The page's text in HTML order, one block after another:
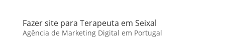
Fazer site para Terapeuta em Seixal
Agência de Marketing Digital em Portugal